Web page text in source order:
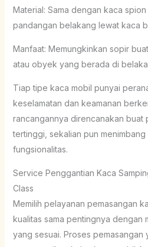
Material: Sama dengan kaca
pandangan belakang lewat kaca
Manfaat: Memungkinkan sopir
atau obyek yang berada di
Tiap tipe kaca mobil punyai
keselamatan dan keamanan
rancangannya direncanakan buat
tertinggi, sekalian pun
fungsionalitas.
Service Penggantian Kaca
Class
Memilih pelayanan pemasangan
kualitas sama pentingnya dengan
yang sesuai. Proses